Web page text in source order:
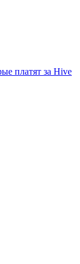
платят за Hive